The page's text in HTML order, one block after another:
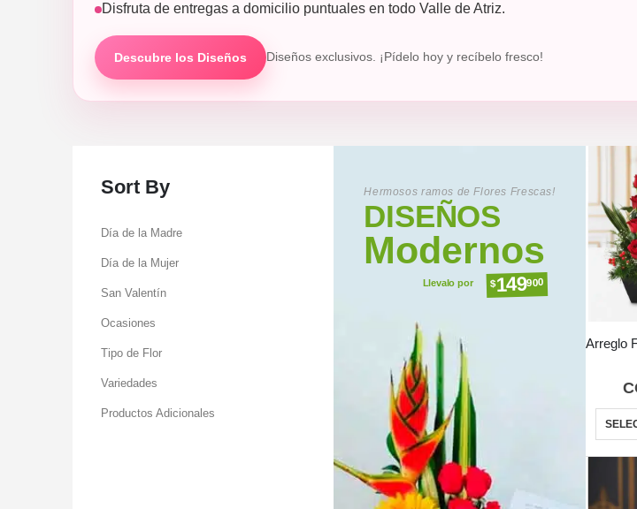
Disfruta de entregas a domicilio puntuales en todo Valle de Atriz.
Descubre los Diseños Diseños exclusivos. ¡Pídelo hoy y recíbelo fresco!
Hermosos ramos de Flores Frescas!
DISEÑOS
Modernos
Llevalo por $149900
Sort By
Día de la Madre
Día de la Mujer
San Valentín
Ocasiones
Tipo de Flor
Variedades
Productos Adicionales